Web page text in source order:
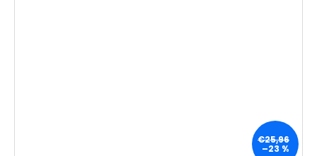
€25,96
–23 %